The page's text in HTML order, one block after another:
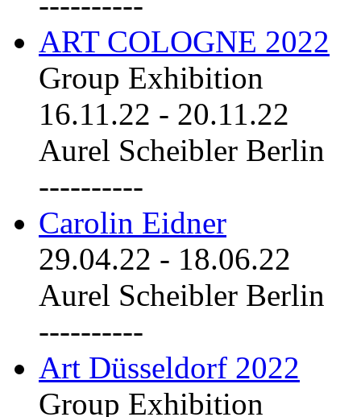
ART COLOGNE 2022
Group Exhibition
16.11.22 - 20.11.22
Aurel Scheibler Berlin
----------
Carolin Eidner
29.04.22 - 18.06.22
Aurel Scheibler Berlin
----------
Art Düsseldorf 2022
Group Exhibition